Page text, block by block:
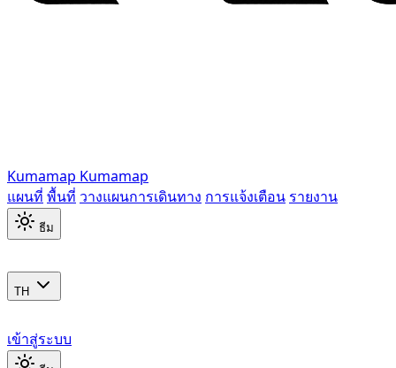
Kumamap Kumamap
แผนที่ พื้นที่ วางแผนการเดินทาง การแจ้งเตือน รายงาน
ธีม
TH
เข้าสู่ระบบ